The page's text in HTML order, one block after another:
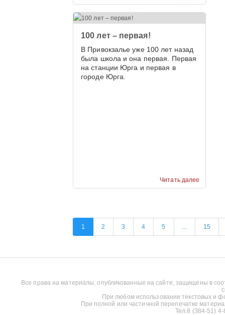
Читать далее
100 лет – первая!
В Привокзалье уже 100 лет назад
была школа и она первая. Первая
на станции Юрга и первая в
городе Юрга.
1 2 3 4 5 15
Все права на материалы, опубликованные на сайте, защищены в
При любом использовании текстовых и
При полной или частичной перепечатке
Тел.8 (384-51)